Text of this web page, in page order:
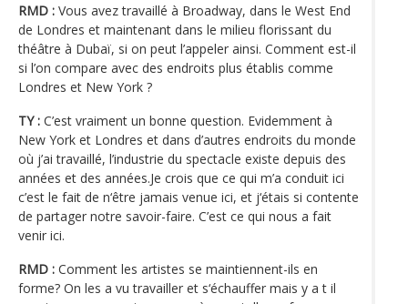
RMD : Vous avez travaillé à Broadway, dans le West End
de Londres et maintenant dans le milieu florissant du
théâtre à Dubaï, si on peut l’appeler ainsi. Comment est-il
si l’on compare avec des endroits plus établis comme
Londres et New York ?
TY : C’est vraiment un bonne question. Evidemment à
New York et Londres et dans d’autres endroits du monde
où j’ai travaillé, l’industrie du spectacle existe depuis des
années et des années.Je crois que ce qui m’a conduit ici
c’est le fait de n‘être jamais venue ici, et j‘étais si contente
de partager notre savoir-faire. C’est ce qui nous a fait
venir ici.
RMD : Comment les artistes se maintiennent-ils en
forme? On les a vu travailler et s‘échauffer mais y a t il